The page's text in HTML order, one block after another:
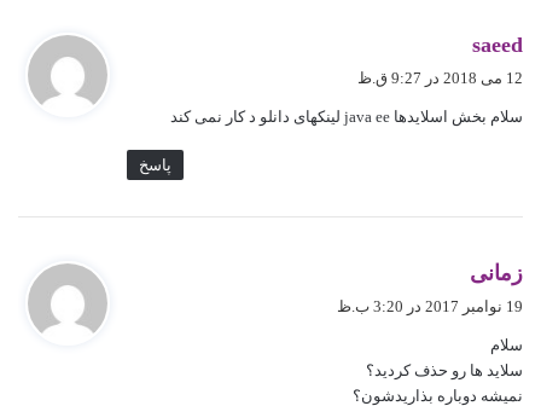
saeed
:
12 می 2018 در 9:27 ق.ظ
سلام بخش اسلایدها java ee لینکهای دانلو د کار نمی کند
پاسخ
زمانی
19 نوامبر 2017 در 3:20 ب.ظ
سلام
سلاید ها رو حذف کردید؟
نمیشه دوباره بذاریدشون؟